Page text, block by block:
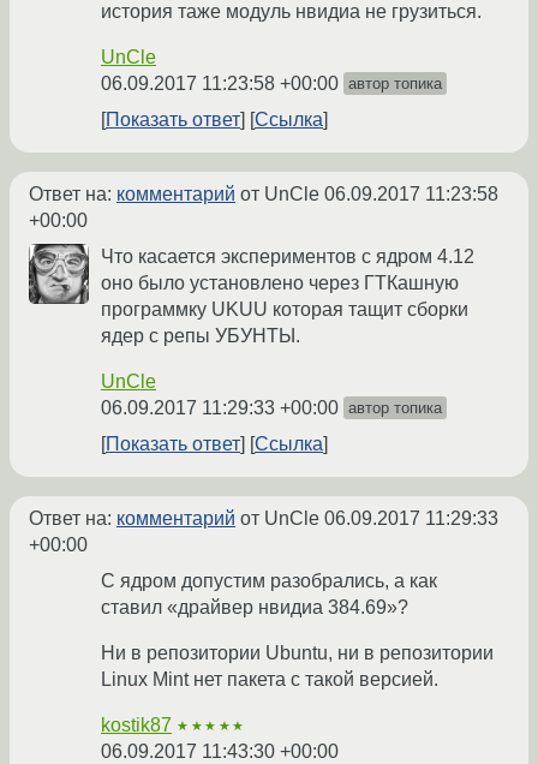
история таже модуль нвидиа не грузиться.
UnCle
06.09.2017 11:23:58 +00:00 автор топика
Показать ответ Ссылка
Ответ на: комментарий от UnCle 06.09.2017 11:23:58
+00:00
Что касается экспериментов с ядром 4.12
оно было установлено через ГТКашную
программку UKUU которая тащит сборки
ядер с репы УБУНТЫ.
UnCle
06.09.2017 11:29:33 +00:00 автор топика
Показать ответ Ссылка
Ответ на: комментарий от UnCle 06.09.2017 11:29:33
+00:00
С ядром допустим разобрались, а как
ставил «драйвер нвидиа 384.69»?
Ни в репозитории Ubuntu, ни в репозитории
Linux Mint нет пакета с такой версией.
kostik87 ★★★★★
06.09.2017 11:43:30 +00:00